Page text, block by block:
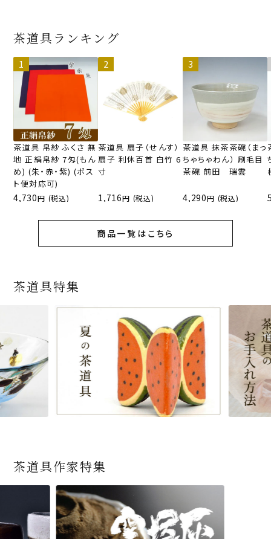
茶道具ランキング
茶道具 帛紗 ふくさ 無
地 正絹帛紗 7匁(もん
め) (朱・赤・紫) (ポス
ト便対応可)
4,730 (税込)
茶道具 扇子（せんす）
扇子 利休百首 白竹 6
寸
1,716 (税込)
茶道具 抹茶茶碗（まっ
ちゃちゃわん） 刷毛目
茶碗 前田 瑞雲
4,290 (税込)
商品一覧はこちら
茶道具特集
茶道具作家特集